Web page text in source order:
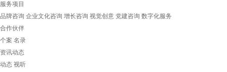
服务项目
品牌咨询 企业文化咨询 增长咨询 视觉创意 党建咨询 数字化服务
合作伙伴
个案 名录
资讯动态
动态 视听